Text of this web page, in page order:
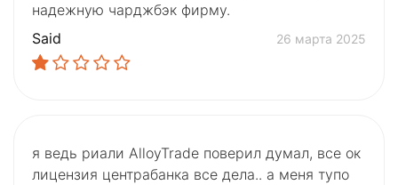
надежную чарджбэк фирму.
Said
26 марта 2025
я ведь риали AlloyTrade поверил думал, все ок
лицензия центрабанка все дела.. а меня тупо